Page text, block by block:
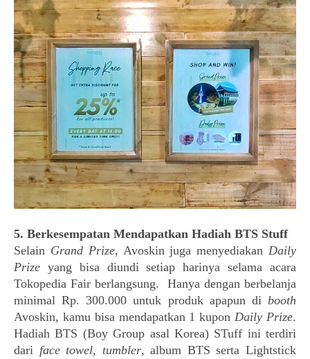
5. Berkesempatan Mendapatkan Hadiah BTS Stuff
Selain Grand Prize, Avoskin juga menyediakanDaily
Prize yang bisa diundi setiap harinya selama acara
Tokopedia Fair berlangsung. Hanya dengan berbelanja
minimal Rp. 300.000 untuk produk apapun di booth
Avoskin, kamu bisa mendapatkan 1 kuponDaily Prize.
Hadiah BTS (Boy Group asal Korea) STuff ini terdiri
dari face towel, tumbler, album BTS serta Lightstick